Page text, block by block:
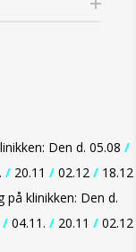
Den d. 05.08 /
/ 20.11 / 02.12 / 18.12
klinikken: Den d.
/ 04.11. / 20.11 / 02.12